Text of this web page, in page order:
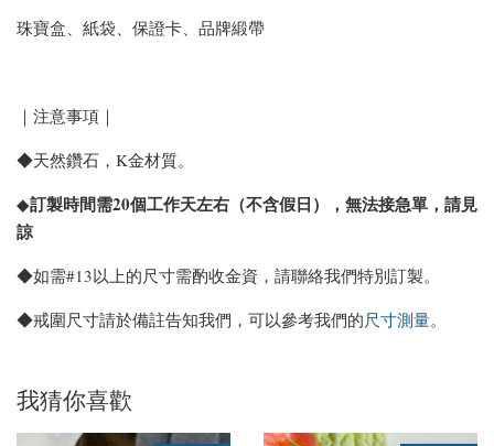
珠寶盒、紙袋、保證卡、品牌緞帶
｜注意事項｜
◆天然鑽石，K金材質。
◆訂製時間需20個工作天左右（不含假日），無法接急單，請見
諒
◆如需#13以上的尺寸需酌收金資，請聯絡我們特別訂製。
◆戒圍尺寸請於備註告知我們，可以參考我們的尺寸測量。
我猜你喜歡